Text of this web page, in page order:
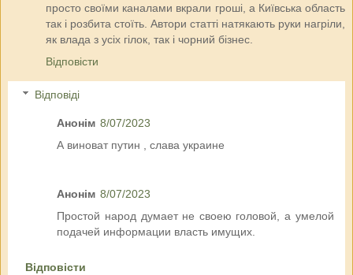
просто своїми каналами вкрали гроші, а Київська область
так і розбита стоїть. Автори статті натякають руки нагріли,
як влада з усіх гілок, так і чорний бізнес.
Відповісти
Відповіді
Анонім 8/07/2023
А виноват путин , слава украине
Анонім 8/07/2023
Простой народ думает не своею головой, а умелой
подачей информации власть имущих.
Відповісти